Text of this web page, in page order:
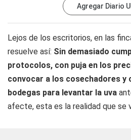
Agregar Diario
Lejos de los escritorios, en las
resuelve así: Sin demasiado
protocolos, con puja en los
convocar a los cosechadores y
bodegas para levantar la uva
afecte, esta es la realidad que se